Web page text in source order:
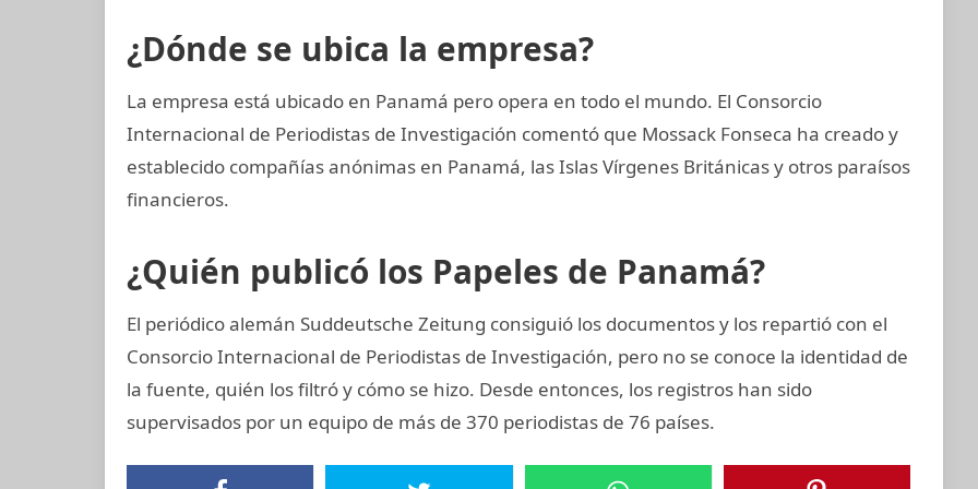
¿Dónde se ubica la empresa?
La empresa está ubicado en Panamá pero opera en todo el mundo. El Consorcio
Internacional de Periodistas de Investigación comentó que Mossack Fonseca ha creado y
establecido compañías anónimas en Panamá, las Islas Vírgenes Británicas y otros paraísos
financieros.
¿Quién publicó los Papeles de Panamá?
El periódico alemán Suddeutsche Zeitung consiguió los documentos y los repartió con el
Consorcio Internacional de Periodistas de Investigación, pero no se conoce la identidad de
la fuente, quién los filtró y cómo se hizo. Desde entonces, los registros han sido
supervisados por un equipo de más de 370 periodistas de 76 países.